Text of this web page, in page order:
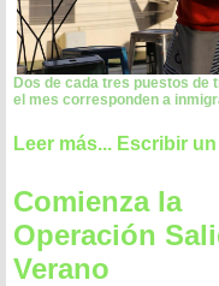
Dos de cada tres puestos de
el mes corresponden a
Leer más... Escribir
Comienza la
Operación
Verano